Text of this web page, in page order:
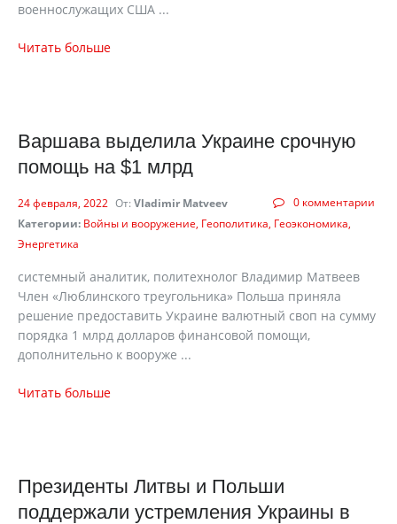
военнослужащих США ...
Читать больше
Варшава выделила Украине срочную
помощь на $1 млрд
0 комментарии
24 февраля, 2022 От: Vladimir Matveev
Категории: Войны и вооружение Геополитика Геоэкономика
Энергетика
системный аналитик, политехнолог Владимир Матвеев
Член «Люблинского треугольника» Польша приняла
решение предоставить Украине валютный своп на сумму
порядка 1 млрд долларов финансовой помощи,
дополнительно к вооруже ...
Читать больше
Президенты Литвы и Польши
поддержали устремления Украины в